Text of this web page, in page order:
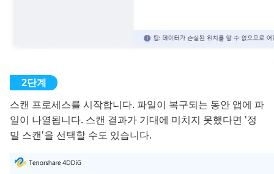
스캔 프로세스를 시작합니다. 파일이 복구되는 동안 앱에 파
일이 나열됩니다. 스캔 결과가 기대에 미치지 못했다면 '정
밀 스캔'을 선택할 수도 있습니다.